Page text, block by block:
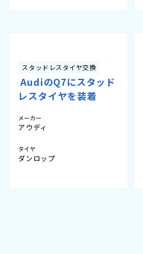
スタッドレスタイヤ交換
AudiのQ7にスタッド
レスタイヤを装着
メーカー
アウディ
タイヤ
ダンロップ